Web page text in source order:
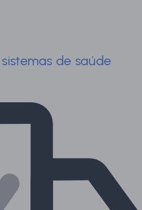
de saúde